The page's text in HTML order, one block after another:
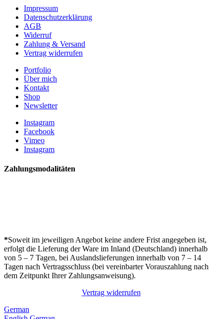
Impressum
Datenschutzerklärung
AGB
Widerruf
Zahlung & Versand
Vertrag widerrufen
Portfolio
Über mich
Kontakt
Shop
Newsletter
Instagram
Facebook
Vimeo
Instagram
Zahlungsmodalitäten
*Soweit im jeweiligen Angebot keine andere Frist angegeben ist,
erfolgt die Lieferung der Ware im Inland (Deutschland) innerhalb
von 5 – 7 Tagen, bei Auslandslieferungen innerhalb von 7 – 14
Tagen nach Vertragsschluss (bei vereinbarter Vorauszahlung nach
dem Zeitpunkt Ihrer Zahlungsanweisung).
Vertrag widerrufen
German